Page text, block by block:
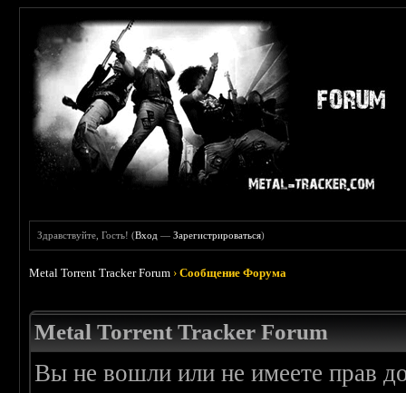
Здравствуйте, Гость! (Вход —Зарегистрироваться)
Metal Torrent Tracker Forum ›Сообщение Форума
Metal Torrent Tracker Forum
Вы не вошли или не имеете прав